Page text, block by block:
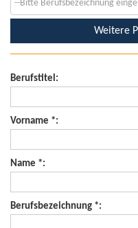
Weitere
Berufstitel:
Vorname *:
Name *:
Berufsbezeichnung *: